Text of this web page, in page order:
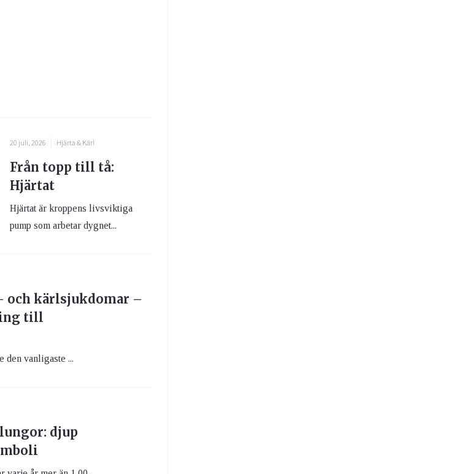
20 juli, 2026 Hjärta & Kärl
Från topp till tå:
Hjärtat
Hjärtat är kroppens livsviktiga
pump som arbetar dygnet...
och kärlsjukdomar –
till
den vanligaste ...
djup